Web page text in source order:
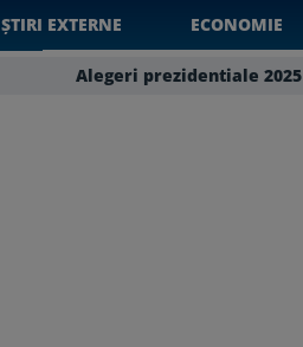
ȘTIRI EXTERNE ECONOMIE
Alegeri prezidentiale 2025